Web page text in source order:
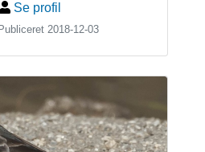
Se profil
2018-12-03